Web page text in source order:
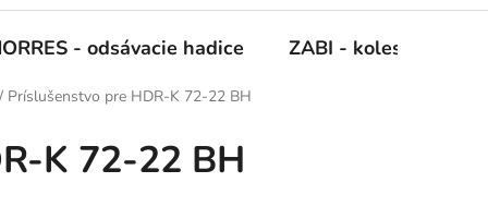
- odsávacie hadice ZABI - kolesá,
/ Príslušenstvo pre HDR-K 72-22 BH
K 72-22 BH